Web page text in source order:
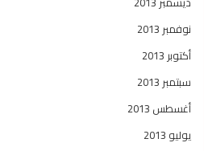
نوفمبر 2013
أكتوبر 2013
سبتمبر 2013
أغسطس 2013
يوليو 2013